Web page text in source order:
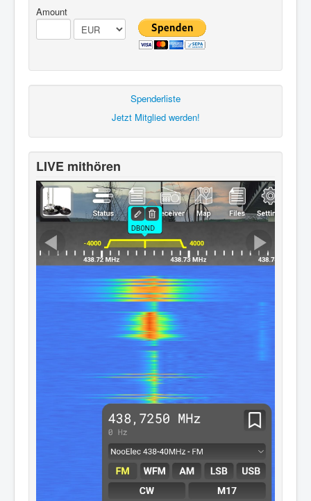
Amount
Spenderliste
Jetzt Mitglied werden!
LIVE mithören